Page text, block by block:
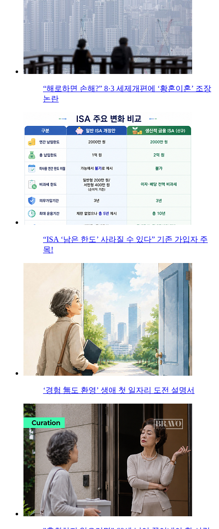
“해로하면 손해?” 8·3 세제개편에 ‘황혼이혼’ 조장
논란
“ISA ‘남은 한도’ 사라질 수 있다” 기존 가입자 주
목!
‘경험 無도 환영’ 생애 첫 일자리 도전 설명서